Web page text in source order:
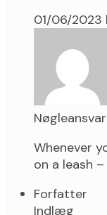
01/06/2023
Whenever
on a leash
Forfatter
Indlæg